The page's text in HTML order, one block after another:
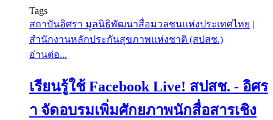
Tags
สถาบันอิศรา มูลนิธิพัฒนาสื่อมวลชนแห่งประเทศไทย |
สำนักงานหลักประกันสุขภาพแห่งชาติ (สปสช.)
อ่านต่อ...
เรียนรู้ใช้ Facebook Live! สปสช. - อิศร
า จัดอบรมเพิ่มศักยภาพนักสื่อสารเชิง